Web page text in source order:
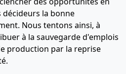
la bonne
Nous tentons ainsi, à
à la sauvegarde d'emplois
production par la reprise